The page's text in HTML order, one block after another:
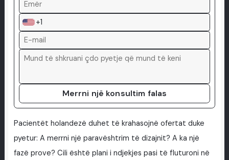
+1
Merrni një konsultim falas
Pacientët holandezë duhet të krahasojnë ofertat duke
pyetur: A merrni një paravështrim të dizajnit? A ka një
fazë prove? Cili është plani i ndjekjes pasi të fluturoni në